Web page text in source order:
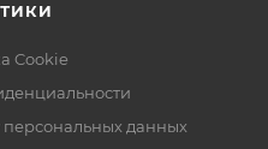
Cookie
персональных данных